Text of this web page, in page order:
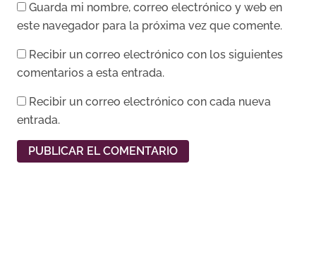
Guarda mi nombre, correo electrónico y web en
este navegador para la próxima vez que comente.
Recibir un correo electrónico con los siguientes
comentarios a esta entrada.
Recibir un correo electrónico con cada nueva
entrada.